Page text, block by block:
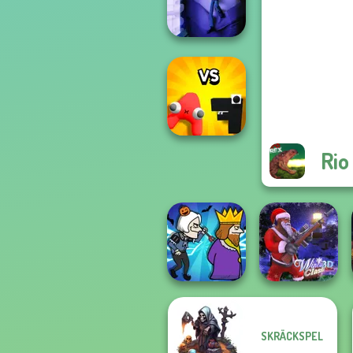
Kour.io
Cursed Dreams
And Fight
Murder
SKRÄCKSPEL